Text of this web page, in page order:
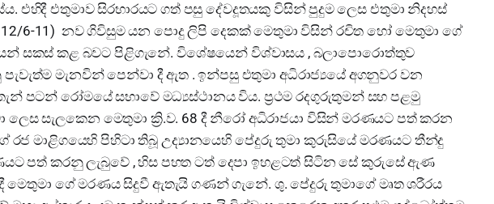
එහිදී එතුමාව සිරභාරයට ගත් පසු දේවදූතයකු විසින් පුදුම ලෙස එතුමා නිදහස්
12/6-11) නව ගිවිසුම යන පොදු ලිපි දෙකක් මෙතුමා විසින් රචිත හෝ මෙතුමා ගේ
සකස් කළ බවට පිළිගැනේ. විශේෂයෙන් විශ්වාසය , බලාපොරොත්තුව
මැනවින් පෙන්වා දී ඇත . ඉන්පසු එතුමා අධිරාජ්‍යයේ අගනුවර වන
පටන් රෝමයේ සභාවේ මධ්‍යස්ථානය විය. ප්‍රථම රදගුරුතුමන් සහ පළමු
සැලකෙන මෙතුමා ක්‍රි.ව. 68 දී නීරෝ අධිරාජයා විසින් මරණයට පත් කරන
රජ මාළිගයෙහි පිහිටා තිබූ උද්‍යානයෙහි පේදුරු තුමා කුරුසියේ මරණයට තීන්දු
පත් කරනු ලැබුවේ , හිස පහත ටත් දෙපා ඉහළටත් සිටින සේ කුරුසේ ඇණ
දී මෙතුමා ගේ මරණය සිදුවී ඇතැයි ගණන් ගැනේ. ශු. පේදුරු තුමාගේ මෘත ශරීරය